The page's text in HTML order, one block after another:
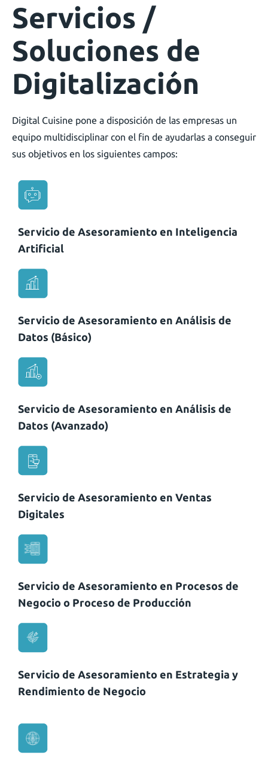
Servicios /
Soluciones de
Digitalización
Digital Cuisine pone a disposición de las empresas un
equipo multidisciplinar con el fin de ayudarlas a conseguir
sus objetivos en los siguientes campos:
Servicio de Asesoramiento en Inteligencia
Artificial
Servicio de Asesoramiento en Análisis de
Datos (Básico)
Servicio de Asesoramiento en Análisis de
Datos (Avanzado)
Servicio de Asesoramiento en Ventas
Digitales
Servicio de Asesoramiento en Procesos de
Negocio o Proceso de Producción
Servicio de Asesoramiento en Estrategia y
Rendimiento de Negocio